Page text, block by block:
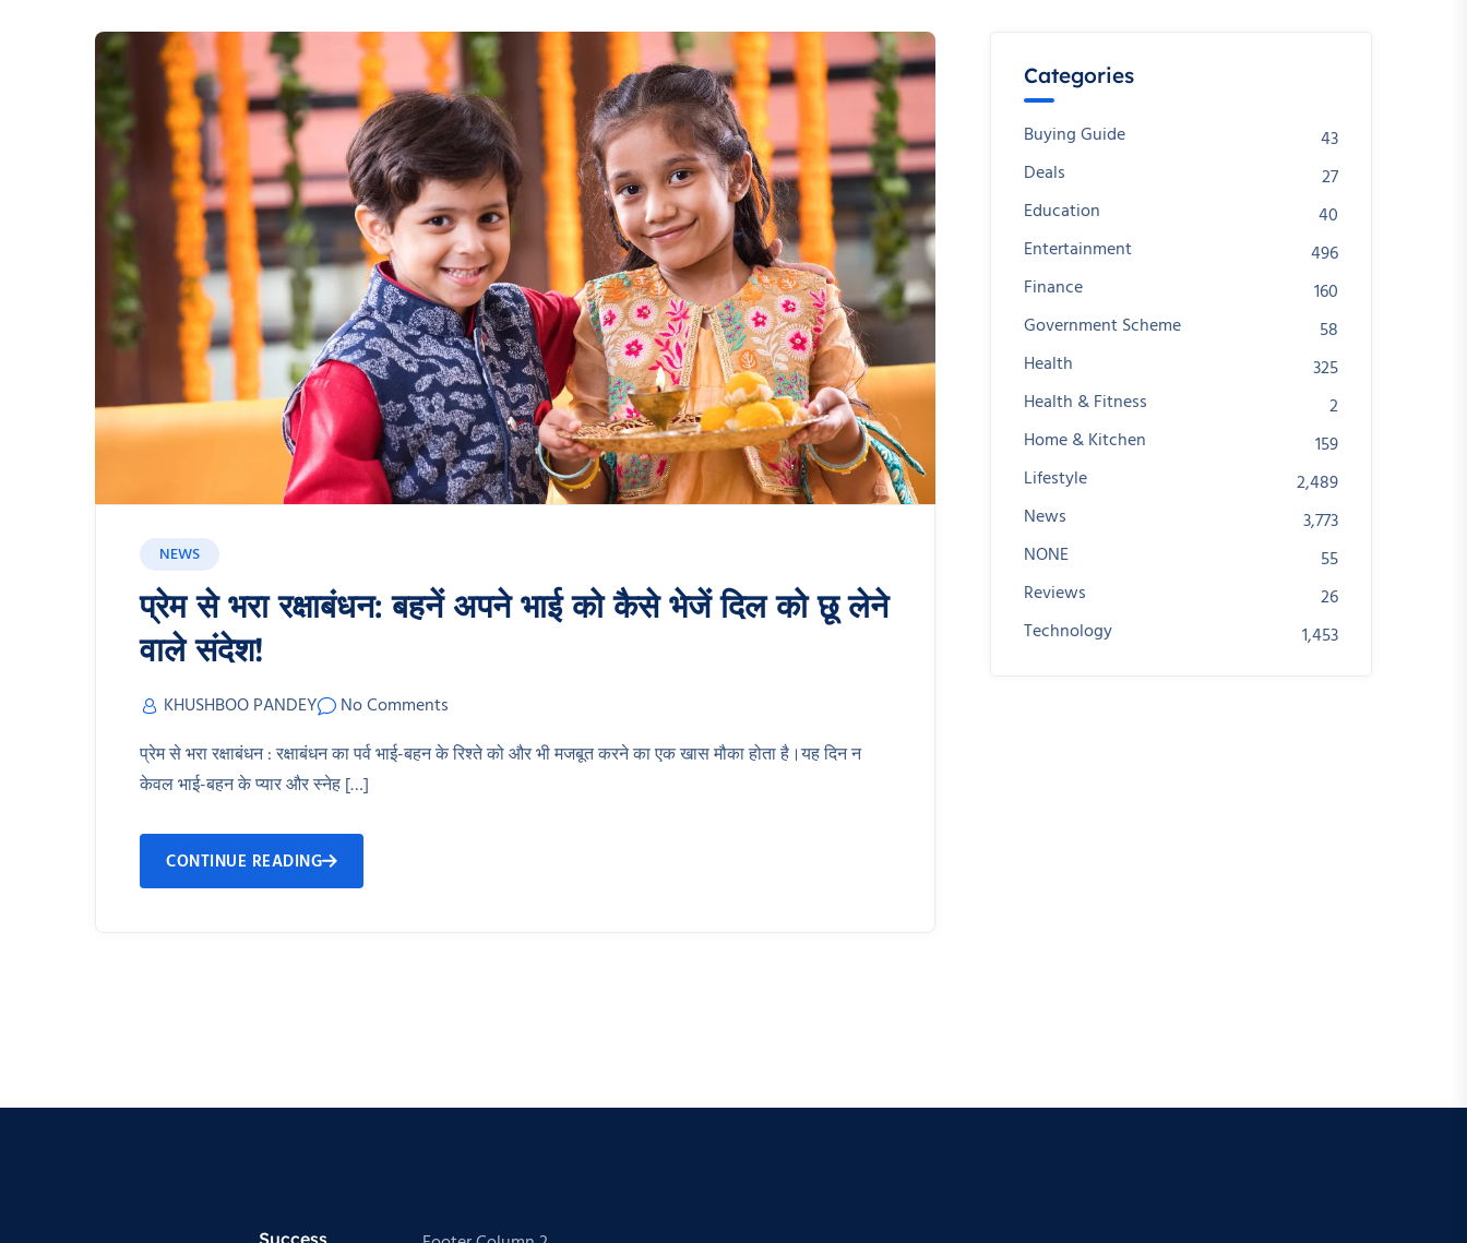
NEWS
प्रेम से भरा रक्षाबंधन: बहनें अपने भाई को कैसे भेजें दिल को छू लेने
वाले संदेश!
KHUSHBOO PANDEY
No Comments
प्रेम से भरा रक्षाबंधन : रक्षाबंधन का पर्व भाई-बहन के रिश्ते को और भी मजबूत करने का एक खास मौका होता है।यह दिन न
केवल भाई-बहन के प्यार और स्नेह […]
CONTINUE READING
Categories
Buying Guide
43
Deals
27
Education
40
Entertainment
496
Finance
160
Government Scheme
58
Health
325
Health & Fitness
2
Home & Kitchen
159
Lifestyle
2,489
News
3,773
NONE
55
Reviews
26
Technology
1,453